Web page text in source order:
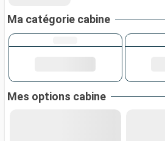
Ma catégorie cabine
Mes options cabine